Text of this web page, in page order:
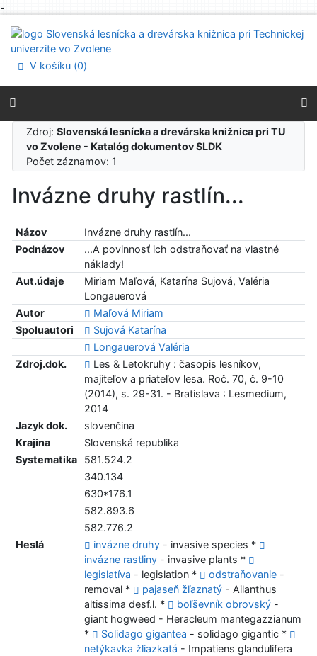
-
Prejsť na menu
Prehlásenie o webovej prístupnosti
V košíku (0)
Zdroj:Slovenská lesnícka a drevárska knižnica pri TU
vo Zvolene - Katalóg dokumentov SLDK
Počet záznamov: 1
Invázne druhy rastlín...
Názov
Invázne druhy rastlín...
Podnázov
...A povinnosť ich odstraňovať na vlastné
náklady!
Aut.údaje
Miriam Maľová, Katarína Sujová, Valéria
Longauerová
Autor
Maľová Miriam
Spoluautori
Sujová Katarína
Longauerová Valéria
Zdroj.dok.
Les & Letokruhy : časopis lesníkov,
majiteľov a priateľov lesa. Roč. 70, č. 9-10
(2014), s. 29-31. - Bratislava : Lesmedium,
2014
Jazyk dok.
slovenčina
Krajina
Slovenská republika
Systematika
581.524.2
340.134
630*176.1
582.893.6
582.776.2
Heslá
invázne druhy- invasive species *
invázne rastliny- invasive plants *
legislatíva - legislation * odstraňovanie-
removal *
pajaseň žľaznatý- Ailanthus
altissima desf.l. *
boľševník obrovský-
giant hogweed - Heracleum mantegazzianum
*
Solidago gigantea - solidago gigantic *
netýkavka žliazkatá - Impatiens glandulifera